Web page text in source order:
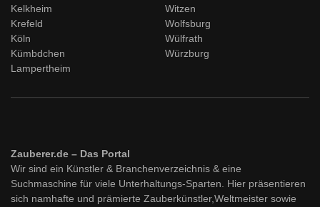
Kelkheim
Krefeld
Köln
Kümbdchen
Lampertheim
Witzen
Wolfsburg
Wülfrath
Würzburg
Zauberer.de – Das Portal
Wir sind ein Künstler & Branchenverzeichnis & eine
Suchmaschine für viele Unterhaltungs-Sparten. Hier präsentieren
sich namhafte und prämierte Zauberkünstler,Weltmeister sowie